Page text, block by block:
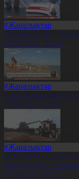
#Жаңалықтар
Ақкерегешың – ақ
07.08.2026, 20:14
#Жаңалықтар
Биыл тұзды
07.08.2026, 20:13
#Жаңалықтар
Президент
жылдығымен
07.08.2026, 20:11